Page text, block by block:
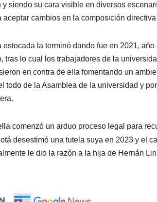
y siendo su cara visible en diversos
aceptar cambios en la composición
estocada la terminó dando fue en 2021,
tras lo cual los trabajadores de la
en contra de ella fomentando un
todo de la Asamblea de la universidad y
comenzó un arduo proceso legal para
desestimó una tutela suya en 2023 y el
le dio la razón a la hija de Hernán